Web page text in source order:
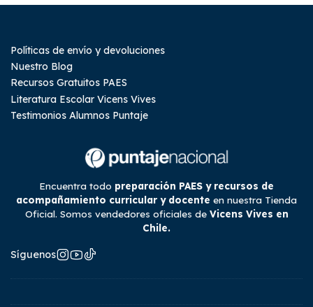
Políticas de envío y devoluciones
Nuestro Blog
Recursos Gratuitos PAES
Literatura Escolar Vicens Vives
Testimonios Alumnos Puntaje
Encuentra todo preparación PAES y recursos de
acompañamiento curricular y docente en nuestra Tienda
Oficial. Somos vendedores oficiales de Vicens Vives en
Chile.
Síguenos